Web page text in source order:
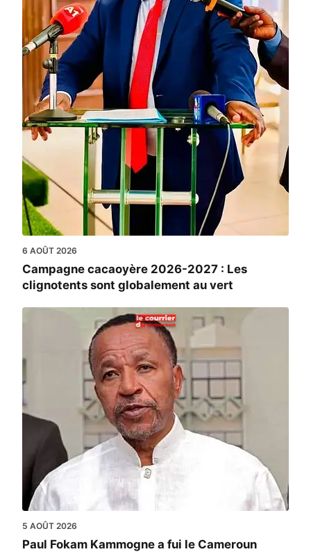
6 AOÛT 2026
Campagne cacaoyère 2026-2027 : Les
clignotents sont globalement au vert
5 AOÛT 2026
Paul Fokam Kammogne a fui le Cameroun